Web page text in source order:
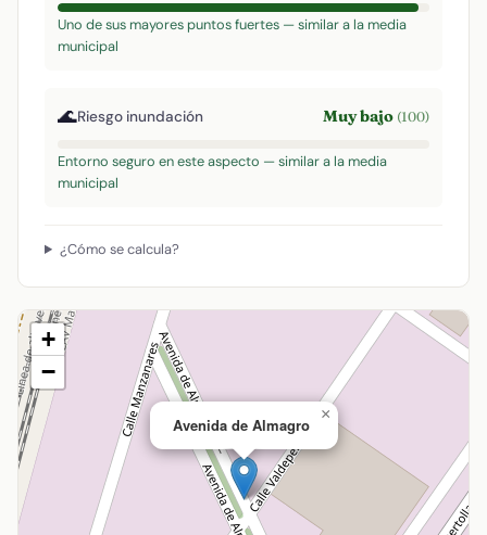
Uno de sus mayores puntos fuertes — similar a la media
municipal
🌊Riesgo inundación Muy bajo (100)
Entorno seguro en este aspecto — similar a la media
municipal
¿Cómo se calcula?
Avenida de Almagro
×
+
−